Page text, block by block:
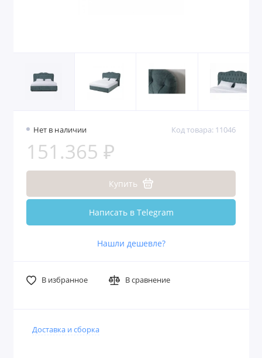
Нет в наличии Код товара: 11046
151.365 ₽
Купить
Написать в Telegram
Нашли дешевле?
В избранное В сравнение
Доставка и сборка